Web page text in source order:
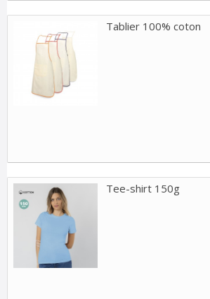
Tablier 100% coton
Tee-shirt 150g